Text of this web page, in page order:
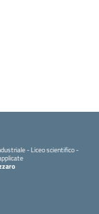
- Liceo scientifico -